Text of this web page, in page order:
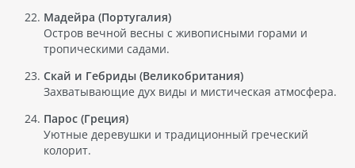
Мадейра (Португалия)
Остров вечной весны с живописными горами и
тропическими садами.
Скай и Гебриды (Великобритания)
Захватывающие дух виды и мистическая атмосфера.
Парос (Греция)
Уютные деревушки и традиционный греческий
колорит.